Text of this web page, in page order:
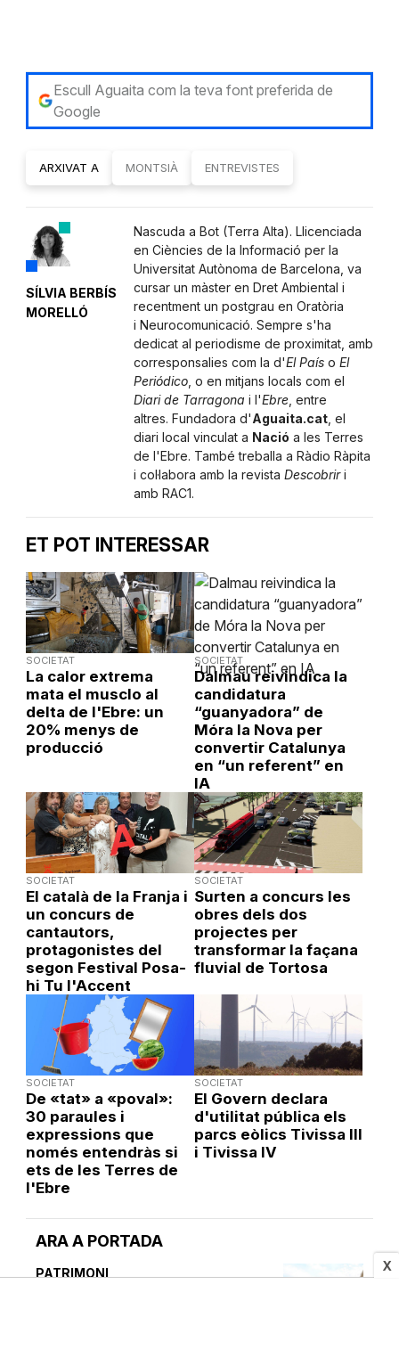
X
ARA A PORTADA
PATRIMONI
Escull Aguaita com la teva font preferida de
Google
ARXIVAT A MONTSIÀ ENTREVISTES
SÍLVIA BERBÍS
MORELLÓ
Nascuda a Bot (Terra Alta). Llicenciada
en Ciències de la Informació per la
Universitat Autònoma de Barcelona, va
cursar un màster en Dret Ambiental i
recentment un postgrau en Oratòria
i Neurocomunicació. Sempre s'ha
dedicat al periodisme de proximitat, amb
corresponsalies com la d'El Paíso El
Periódico, o en mitjans locals com el
Diari de Tarragona i l'Ebre, entre
altres. Fundadora d'Aguaita.cat, el
diari local vinculat a Nació a les Terres
de l'Ebre. També treballa a Ràdio Ràpita
i col·labora amb la revista Descobriri
amb RAC1.
ET POT INTERESSAR
SOCIETAT
La calor extrema
mata el musclo al
delta de l'Ebre: un
20% menys de
producció
SOCIETAT
Dalmau reivindica la
candidatura
“guanyadora” de
Móra la Nova per
convertir Catalunya
en “un referent” en
IA
SOCIETAT
El català de la Franja i
un concurs de
cantautors,
protagonistes del
segon Festival Posa-
hi Tu l'Accent
SOCIETAT
Surten a concurs les
obres dels dos
projectes per
transformar la façana
fluvial de Tortosa
SOCIETAT
De «tat» a «poval»:
30 paraules i
expressions que
només entendràs si
ets de les Terres de
l'Ebre
SOCIETAT
El Govern declara
d'utilitat pública els
parcs eòlics Tivissa III
i Tivissa IV